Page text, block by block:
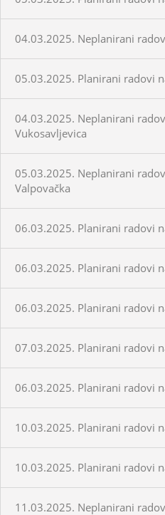
04.03.2025. Neplanirani
05.03.2025. Planirani radovi
04.03.2025. Neplanirani
Vukosavljevica
05.03.2025. Neplanirani
Valpovačka
06.03.2025. Planirani radovi
06.03.2025. Planirani radovi
06.03.2025. Planirani radovi
07.03.2025. Planirani radovi
06.03.2025. Planirani radovi
10.03.2025. Planirani radovi
10.03.2025. Planirani radovi
11.03.2025. Neplanirani